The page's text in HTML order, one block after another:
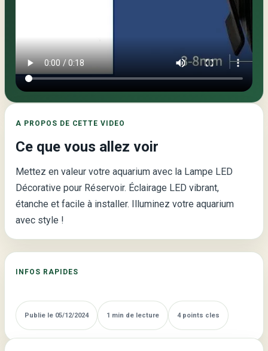
Éclairage
A PROPOS DE CETTE VIDEO
Ce que vous allez voir
Mettez en valeur votre aquarium avec la Lampe LED
Décorative pour Réservoir. Éclairage LED vibrant,
étanche et facile à installer. Illuminez votre aquarium
avec style !
INFOS RAPIDES
Publie le 05/12/2024 1 min de lecture 4 points cles